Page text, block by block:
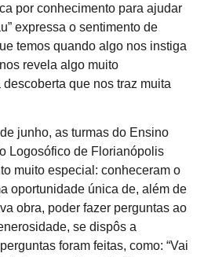
por conhecimento para ajudar
expressa o sentimento de
temos quando algo nos instiga
revela algo muito
que nos traz muita
as turmas do Ensino
Logosófico de Florianópolis
muito especial: conheceram o
oportunidade única de, além de
obra, poder fazer perguntas ao
se dispôs a
foram feitas, como: “Vai